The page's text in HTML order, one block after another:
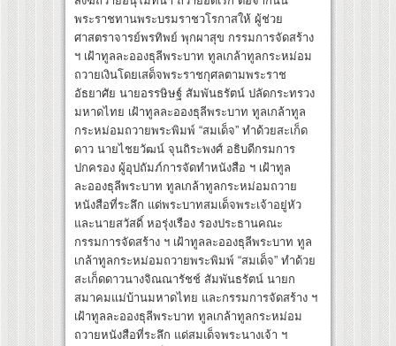
พระราชทานพระบรมราชวโรกาสให้ ผู้ช่วย
ศาสตราจารย์พรทิพย์ พุกผาสุข กรรมการจัดสร้าง
ฯ เฝ้าทูลละอองธุลีพระบาท ทูลเกล้าทูลกระหม่อม
ถวายเงินโดยเสด็จพระราชกุศลตามพระราช
อัธยาศัย นายอรรษิษฐ์ สัมพันธรัตน์ ปลัดกระทรวง
มหาดไทย เฝ้าทูลละอองธุลีพระบาท ทูลเกล้าทูล
กระหม่อมถวายพระพิมพ์ “สมเด็จ” ทำด้วยสะเก็ด
ดาว นายไชยวัฒน์ จุนถิระพงศ์ อธิบดีกรมการ
ปกครอง ผู้อุปถัมภ์การจัดทำหนังสือ ฯ เฝ้าทูล
ละอองธุลีพระบาท ทูลเกล้าทูลกระหม่อมถวาย
หนังสือที่ระลึก แด่พระบาทสมเด็จพระเจ้าอยู่หัว
และนายสวัสดิ์ หอรุ่งเรือง รองประธานคณะ
กรรมการจัดสร้าง ฯ เฝ้าทูลละอองธุลีพระบาท ทูล
เกล้าทูลกระหม่อมถวายพระพิมพ์ “สมเด็จ” ทำด้วย
สะเก็ดดาวนางจิณณารัชช์ สัมพันธรัตน์ นายก
สมาคมแม่บ้านมหาดไทย และกรรมการจัดสร้าง ฯ
เฝ้าทูลละอองธุลีพระบาท ทูลเกล้าทูลกระหม่อม
ถวายหนังสือที่ระลึก แด่สมเด็จพระนางเจ้า ฯ